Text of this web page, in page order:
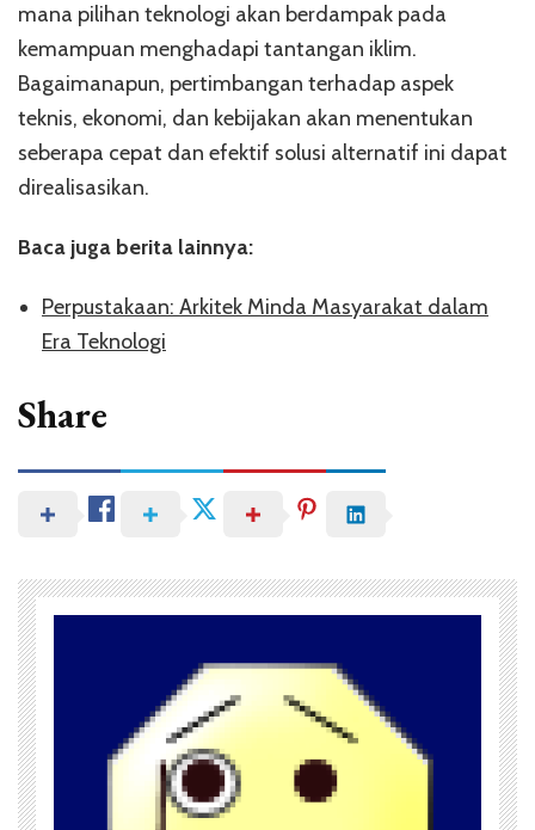
mana pilihan teknologi akan berdampak pada
kemampuan menghadapi tantangan iklim.
Bagaimanapun, pertimbangan terhadap aspek
teknis, ekonomi, dan kebijakan akan menentukan
seberapa cepat dan efektif solusi alternatif ini dapat
direalisasikan.
Baca juga berita lainnya:
Perpustakaan: Arkitek Minda Masyarakat dalam
Era Teknologi
Share